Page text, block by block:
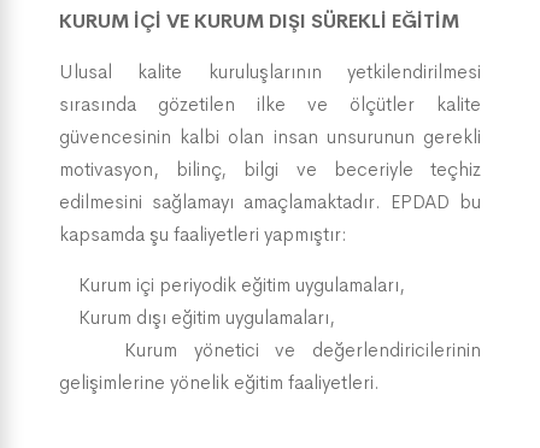
KURUM İÇİ VE KURUM DIŞI SÜREKLİ EĞİTİM
Ulusal kalite kuruluşlarının yetkilendirilmesi
sırasında gözetilen ilke ve ölçütler kalite
güvencesinin kalbi olan insan unsurunun gerekli
motivasyon, bilinç, bilgi ve beceriyle teçhiz
edilmesini sağlamayı amaçlamaktadır. EPDAD bu
kapsamda şu faaliyetleri yapmıştır:
Kurum içi periyodik eğitim uygulamaları,
Kurum dışı eğitim uygulamaları,
Kurum yönetici ve değerlendiricilerinin
gelişimlerine yönelik eğitim faaliyetleri.